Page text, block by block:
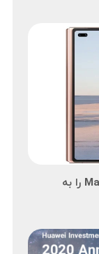
هواوی اولین تصویر از گوشی تاشو Mate X2 را به